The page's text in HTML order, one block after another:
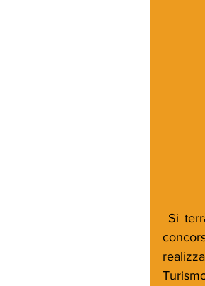
Si terrà al “The Kitchen Club” di Madrid la finale della seconda edizione del